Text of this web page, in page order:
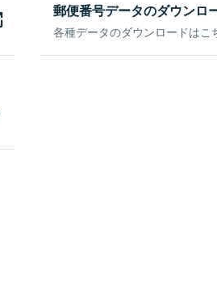
郵便番号データのダウンロ
各種データのダウンロードはこ